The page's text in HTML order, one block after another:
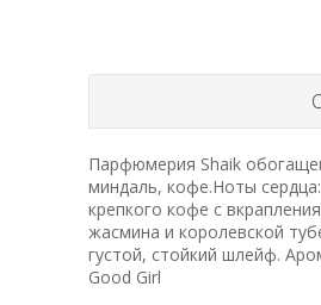
Парфюмерия Shaik
миндаль, кофе.Ноты
крепкого кофе с
жасмина и королевской
густой, стойкий шлейф.
Good Girl